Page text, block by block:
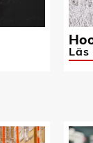
Läs